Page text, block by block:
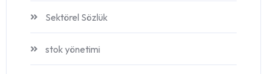
Sektörel Sözlük
stok yönetimi